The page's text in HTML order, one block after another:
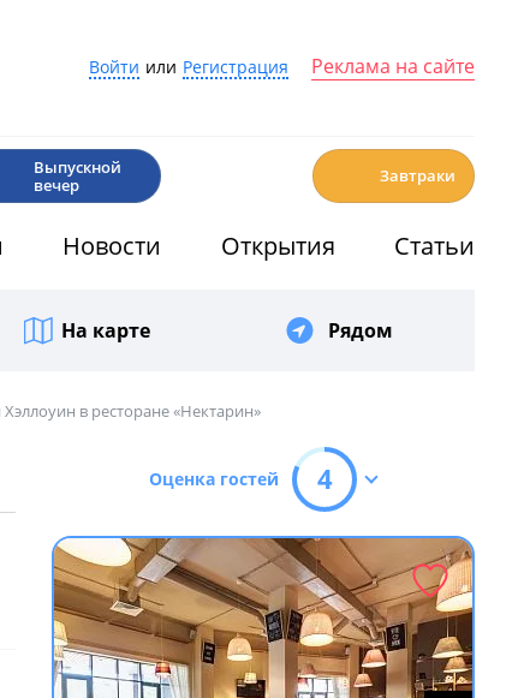
Войти или Регистрация Реклама на сайте
Выпускной
вечер
Завтраки
Новости Открытия Статьи
На карте Рядом
Хэллоуин в ресторане «Нектарин»
Оценка гостей 4